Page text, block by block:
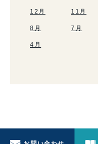
12月 11月
8月 7月
4月